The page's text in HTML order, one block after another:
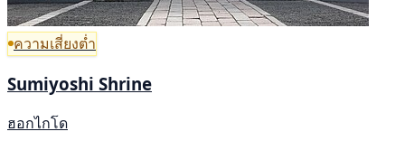
ความเสี่ยงต่ำ
Sumiyoshi Shrine
ฮอกไกโด